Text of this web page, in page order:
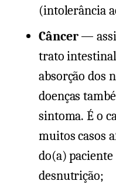
(intolerância
Câncer—
trato
absorção dos
doenças
sintoma. É o
muitos casos
do(a)
desnutrição;